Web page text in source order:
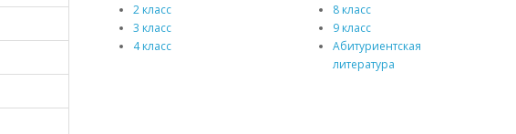
2 класс
3 класс
4 класс
8 класс
9 класс
Абитуриентская
литература